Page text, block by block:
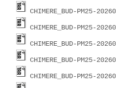
CHIMERE_BUD-PM25-
CHIMERE_BUD-PM25-
CHIMERE_BUD-PM25-
CHIMERE_BUD-PM25-
CHIMERE_BUD-PM25-